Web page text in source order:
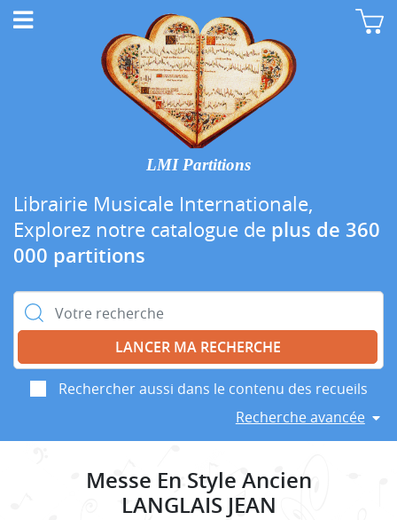
LMI Partitions
Librairie Musicale Internationale,
Explorez notre catalogue de plus de 360
000 partitions
Rechercher :
Rechercher aussi dans le contenu des recueils
Recherche avancée
Messe En Style Ancien
LANGLAIS JEAN